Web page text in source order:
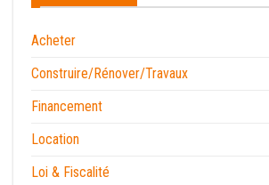
Acheter
Construire/Rénover/Travaux
Financement
Location
Loi & Fiscalité